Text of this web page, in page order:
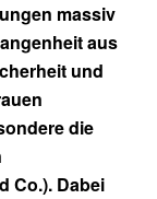
massiv
aus
und
die
Co.). Dabei